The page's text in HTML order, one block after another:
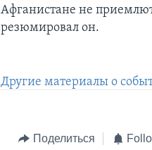
Афганистане не
резюмировал он.
Другие материалы о
Поделиться